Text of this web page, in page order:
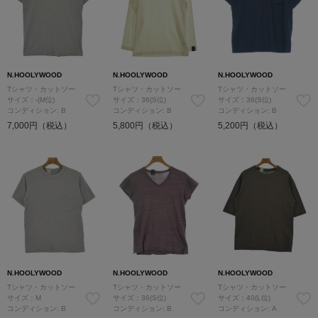
N.HOOLYWOOD
Tシャツ・カットソー
サイズ：-(M位)
コンディション: B
7,000円（税込）
N.HOOLYWOOD
Tシャツ・カットソー
サイズ：36(S位)
コンディション: B
5,800円（税込）
N.HOOLYWOOD
Tシャツ・カットソー
サイズ：36(S位)
コンディション: B
5,200円（税込）
N.HOOLYWOOD
Tシャツ・カットソー
サイズ：M
コンディション: B
N.HOOLYWOOD
Tシャツ・カットソー
サイズ：36(S位)
コンディション: B
N.HOOLYWOOD
Tシャツ・カットソー
サイズ：40(L位)
コンディション: A